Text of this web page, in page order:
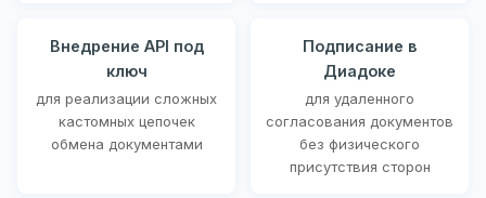
Внедрение API под
ключ
для реализации сложных
кастомных цепочек
обмена документами
Подписание в
Диадоке
для удаленного
согласования документов
без физического
присутствия сторон